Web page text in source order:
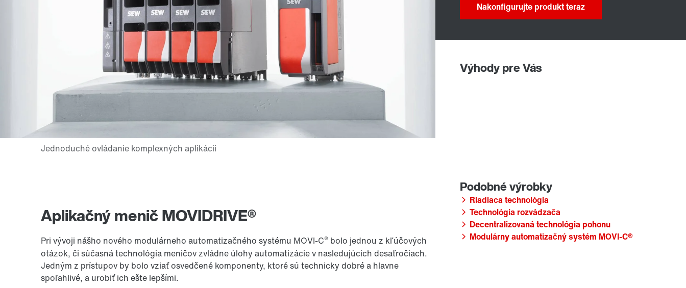
Aplikačný menič MOVIDRIVE®
Pri vývoji nášho nového modulárneho automatizačného systému MOVI-C® bolo jednou z kľúčových
otázok, či súčasná technológia meničov zvládne úlohy automatizácie v nasledujúcich desaťročiach.
Jedným z prístupov by bolo vziať osvedčené komponenty, ktoré sú technicky dobré a hlavne
spoľahlivé, a urobiť ich ešte lepšími.
Nakonfigurujte produkt teraz
Výhody pre Vás
Riadiaca technológia
Technológia rozvádzača
Decentralizovaná technológia pohonu
Modulárny automatizačný systém MOVI-C®